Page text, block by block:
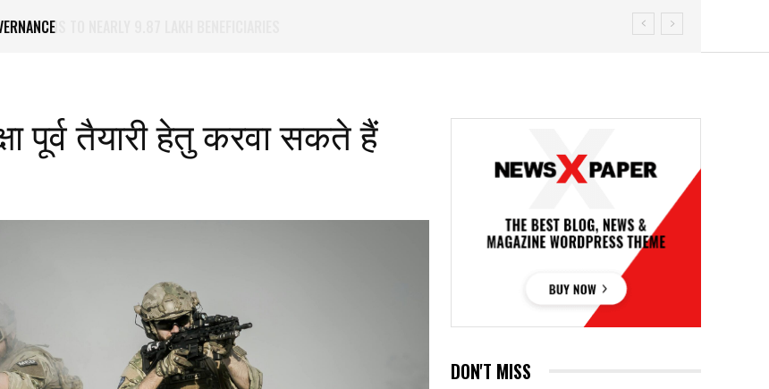
पूर्व तैयारी हेतु करवा सकते हैं
DON'T MISS